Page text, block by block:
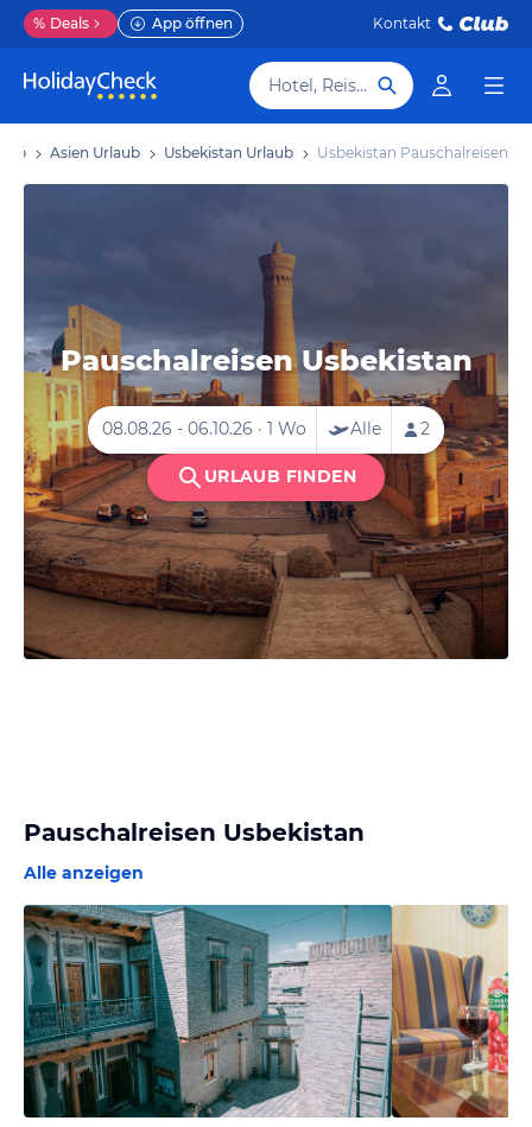
% Deals App öffnen Kontakt
Hotel, Reiseziel
Asien Urlaub Usbekistan Urlaub Usbekistan Pauschalreisen
Pauschalreisen Usbekistan
Pauschalreisen Usbekistan
Alle anzeigen